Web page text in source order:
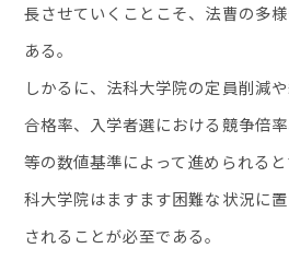
長させていくことこそ、法曹の多
ある。
しかるに、法科大学院の定員削減
合格率、入学者選における競争倍
等の数値基準によって進められる
科大学院はますます困難な状況に
されることが必至である。